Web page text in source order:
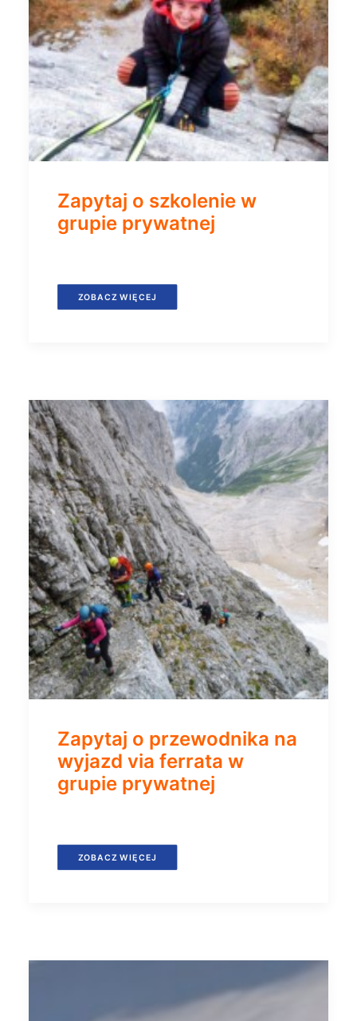
Zapytaj o szkolenie w
grupie prywatnej
ZOBACZ WIĘCEJ
Zapytaj o przewodnika na
wyjazd via ferrata w
grupie prywatnej
ZOBACZ WIĘCEJ